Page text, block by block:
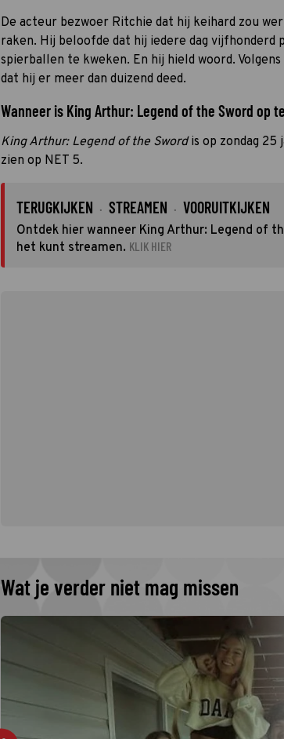
De acteur bezwoer Ritchie dat hij keihard zou
raken. Hij beloofde dat hij iedere dag vijfhonderd
spierballen te kweken. En hij hield woord.
dat hij er meer dan duizend deed.
Wanneer is King Arthur: Legend of the Sword op
King Arthur: Legend of the Swordis op zondag 25
zien op NET 5.
TERUGKIJKEN · STREAMEN · VOORUITKIJKEN
Ontdek hier wanneer King Arthur: Legend of
het kunt streamen. KLIK HIER
Wat je verder niet mag missen